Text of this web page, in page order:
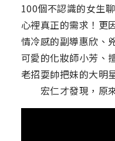
100個不認識的女生
心裡真正的需求！更
情冷感的副導惠欣、
可愛的化妝師小芳、
老招耍帥把妹的大明
宏仁才發現，原來